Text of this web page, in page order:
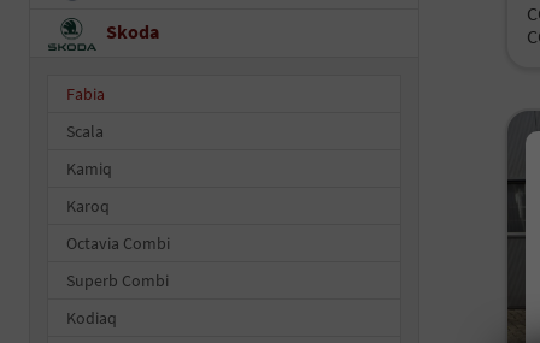
Skoda
Fabia
Scala
Kamiq
Karoq
Octavia Combi
Superb Combi
Kodiaq